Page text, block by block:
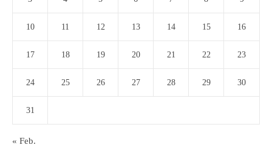
10 11 12 13 14 15 16
17 18 19 20 21 22 23
24 25 26 27 28 29 30
31
« Feb.